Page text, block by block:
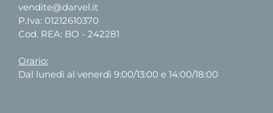
vendite@darvel.it
P.Iva: 01212610370
Cod. REA: BO - 242281
Orario:
Dal lunedì al venerdì 9:00/13:00 e 14:00/18:00